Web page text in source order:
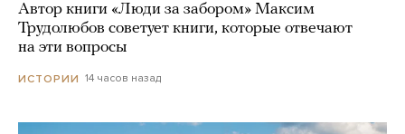
Автор книги «Люди за забором» Максим
Трудолюбов советует книги, которые отвечают
на эти вопросы
ИСТОРИИ 14 часов назад